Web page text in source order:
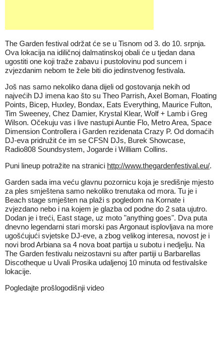
The Garden festival održat će se u Tisnom od 3. do 10. srpnja.
Ova lokacija na idiličnoj dalmatinskoj obali će u tjedan dana
ugostiti one koji traže zabavu i pustolovinu pod suncem i
zvjezdanim nebom te žele biti dio jedinstvenog festivala.
Još nas samo nekoliko dana dijeli od gostovanja nekih od
najvećih DJ imena kao što su Theo Parrish, Axel Boman, Floating
Points, Bicep, Huxley, Bondax, Eats Everything, Maurice Fulton,
Tim Sweeney, Chez Damier, Krystal Klear, Wolf + Lamb i Greg
Wilson. Očekuju vas i live nastupi Auntie Flo, Metro Area, Space
Dimension Controllera i Garden rezidenata Crazy P. Od domaćih
DJ-eva pridružit će im se CFSN DJs, Burek Showcase,
Radio808 Soundsystem, Jogarde i William Collins.
Puni lineup potražite na stranici http://www.thegardenfestival.eu/.
Garden sada ima veću glavnu pozornicu koja je središnje mjesto
za ples smještena samo nekoliko trenutaka od mora. Tu je i
Beach stage smješten na plaži s pogledom na Kornate i
zvjezdano nebo i na kojem je glazba od podne do 2 sata ujutro.
Dodan je i treći, East stage, uz moto "anything goes". Dva puta
dnevno legendarni stari morski pas Argonaut isplovljava na more
ugošćujući svjetske DJ-eve, a zbog velikog interesa, novost je i
novi brod Arbiana sa 4 nova boat partija u subotu i nedjelju. Na
The Garden festivalu neizostavni su after partiji u Barbarellas
Discotheque u Uvali Prosika udaljenoj 10 minuta od festivalske
lokacije.
Pogledajte prošlogodišnji video